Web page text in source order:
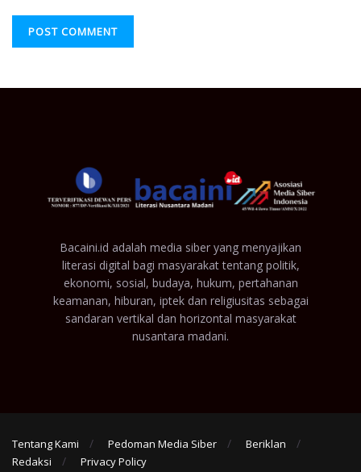
Bacaini.id adalah media siber yang menyajikan
literasi digital bagi masyarakat tentang politik,
ekonomi, sosial, budaya, hukum, pertahanan
keamanan, hiburan, iptek dan religiusitas sebagai
sandaran vertikal dan horizontal masyarakat
nusantara madani.
Tentang Kami Pedoman Media Siber
Beriklan
Redaksi
Privacy Policy